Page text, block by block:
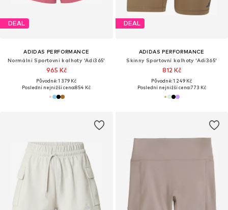
DEAL
ADIDAS PERFORMANCE
Normální Sportovní kalhoty 'Adi365'
965 Kč
Původně: 1 379 Kč
Poslední nejnižší cena:854 Kč
DEAL
ADIDAS PERFORMANCE
Skinny Sportovní kalhoty 'Adi365'
812 Kč
Původně: 1 249 Kč
Poslední nejnižší cena:773 Kč